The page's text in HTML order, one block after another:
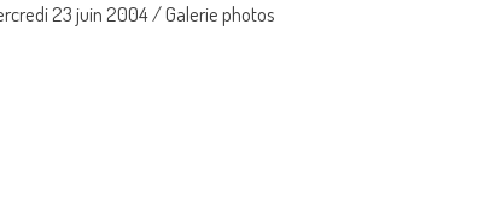
23 juin 2004 / Galerie photos